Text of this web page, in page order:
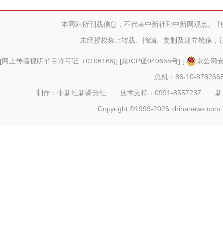
本网站所刊载信息，不代表中新社和中新网观点。
未经授权禁止转载、摘编、复制及建立镜像，
[网上传播视听节目许可证（0106168)] [京ICP证040655号] [
京公网
总机：86-10-
制作：中新社新疆分社 技术支持：0991-8557237
Copyright ©1999-2026